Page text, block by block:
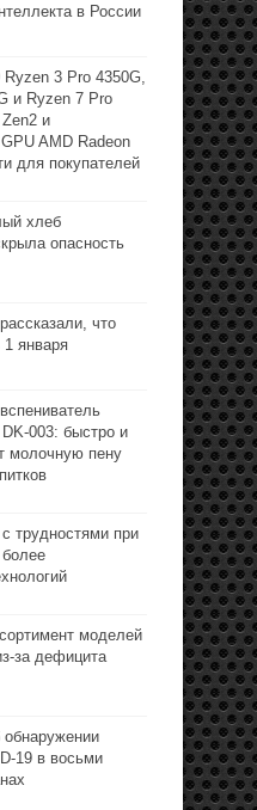
в России
3 Pro 4350G,
и Ryzen 7 Pro
и
AMD Radeon
для покупателей
хлеб
опасность
что
1 января
003: быстро и
молочную пену
трудностями при
моделей
за дефицита
19 в восьми